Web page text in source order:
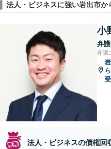
法人・ビジネスに強い岩出市か
小
弁
弁護
法人・ビジネスの債権回